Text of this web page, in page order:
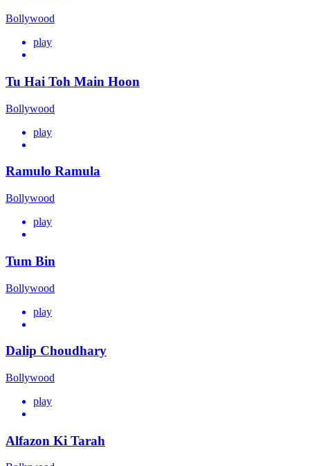
Bollywood
play
Tu Hai Toh Main Hoon
Bollywood
play
Ramulo Ramula
Bollywood
play
Tum Bin
Bollywood
play
Dalip Choudhary
Bollywood
play
Alfazon Ki Tarah